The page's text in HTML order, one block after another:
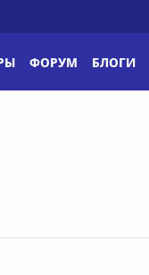
ФОРУМ БЛОГИ